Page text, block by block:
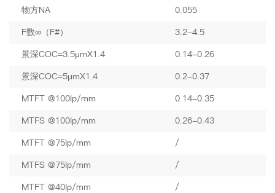
物方NA 0.055
F数∞（F#） 3.2-4.5
景深COC=3.5μmX1.4 0.14-0.26
景深COC=5μmX1.4 0.2-0.37
MTFT @100lp/mm 0.14-0.35
MTFS @100lp/mm 0.26-0.43
MTFT @75lp/mm /
MTFS @75lp/mm /
MTFT @40lp/mm /